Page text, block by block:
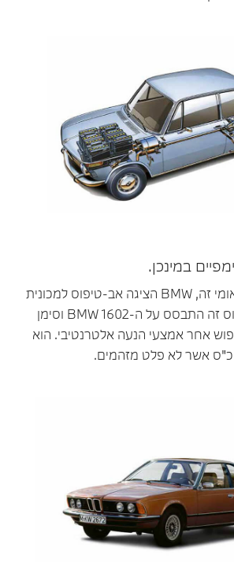
במינכן.
במהלך אירוע בין-לאומי זה, BMW הציגה אב-טיפוס למכונית
החשמלית. אב-טיפוס זה התבסס על ה-BMW 1602 וסימן
אחר אמצעי הנעה אלטרנטיבי. הוא